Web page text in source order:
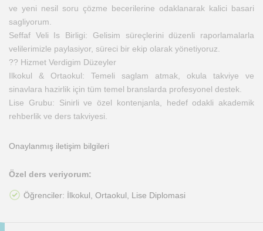
ve yeni nesil soru çözme becerilerine odaklanarak kalici basari
sagliyorum.
Seffaf Veli Is Birligi: Gelisim süreçlerini düzenli raporlamalarla
velilerimizle paylasiyor, süreci bir ekip olarak yönetiyoruz.
?? Hizmet Verdigim Düzeyler
Ilkokul & Ortaokul: Temeli saglam atmak, okula takviye ve
sinavlara hazirlik için tüm temel branslarda profesyonel destek.
Lise Grubu: Sinirli ve özel kontenjanla, hedef odakli akademik
rehberlik ve ders takviyesi.
Onaylanmış iletişim bilgileri
Özel ders veriyorum:
Öğrenciler: İlkokul, Ortaokul, Lise Diplomasi